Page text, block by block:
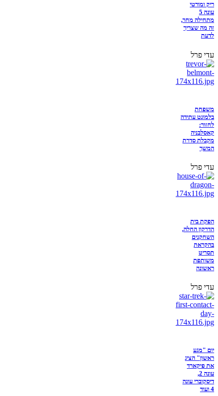
ריק ומורטי
עונה 5
מתחילה מחר,
זה מה שצריך
לדעת
עדי פרל
משפחת
בלמונט עתידה
לחזור:
קאסלבניה
מקבלת סדרת
המשך
עדי פרל
הפקת בית
הדרקון החלה,
השחקנים
בהקראת
תסריט
משותפת
ראשונה
עדי פרל
יום "מגע
ראשון" הציג
את פיקארד
עונה 2,
דיסקוברי עונה
4 ועוד